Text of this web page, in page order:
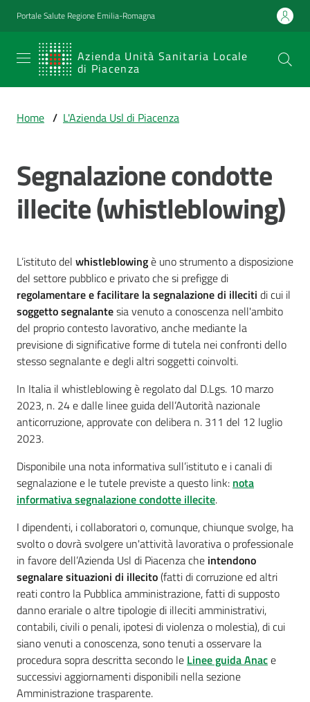
Vai al contenuto
Vai alla navigazione
Vai al footer
Portale Salute Regione Emilia-Romagna
Azienda Unità Sanitaria Locale
di Piacenza
SERVIZIO
SANITARIO
Emilia-
Azienda Unità
Sanitaria Locale
di Piacenza
e
percorsi
di
cura
Come
fare
per...
Strutture
e
territorio
Studiare
a
Piacenza
Costruiamo
Salute
Home / L'Azienda Usl di Piacenza
Segnalazione condotte
illecite (whistleblowing)
L’istituto del whistleblowingè uno strumento a disposizione
del settore pubblico e privato che si prefigge di
regolamentare e facilitare la segnalazione di illeciti di cui il
soggetto segnalantesia venuto a conoscenza nell'ambito
del proprio contesto lavorativo, anche mediante la
previsione di significative forme di tutela nei confronti dello
stesso segnalante e degli altri soggetti coinvolti.
In Italia il whistleblowing è regolato dal D.Lgs. 10 marzo
2023, n. 24 e dalle linee guida dell’Autorità nazionale
anticorruzione, approvate con delibera n. 311 del 12 luglio
2023.
Disponibile una nota informativa sull’istituto e i canali di
segnalazione e le tutele previste a questo link: nota
informativa segnalazione condotte illecite.
I dipendenti, i collaboratori o, comunque, chiunque svolge, ha
svolto o dovrà svolgere un'attività lavorativa o professionale
in favore dell’Azienda Usl di Piacenza che intendono
segnalare situazioni di illecito(fatti di corruzione ed altri
reati contro la Pubblica amministrazione, fatti di supposto
danno erariale o altre tipologie di illeciti amministrativi,
contabili, civili o penali, ipotesi di violenza o molestia), di cui
siano venuti a conoscenza, sono tenuti a osservare la
procedura sopra descritta secondo le Linee guida Anace
successivi aggiornamenti disponibili nella sezione
Amministrazione trasparente.